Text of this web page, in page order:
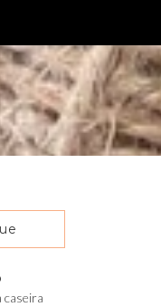
caseira